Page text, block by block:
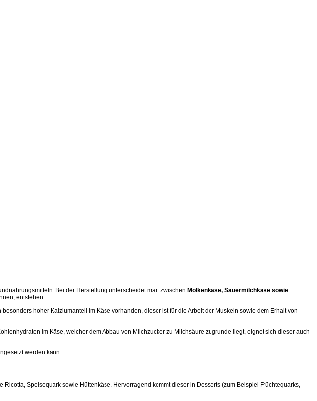
Bei der Herstellung unterscheidet man zwischen Molkenkäse, Sauermilchkäse sowie
entstehen.
hoher Kalziumanteil im Käse vorhanden, dieser ist für die Arbeit der Muskeln sowie dem Erhalt von
im Käse, welcher dem Abbau von Milchzucker zu Milchsäure zugrunde liegt, eignet sich dieser auch
werden kann.
Speisequark sowie Hüttenkäse. Hervorragend kommt dieser in Desserts (zum Beispiel Früchtequarks,